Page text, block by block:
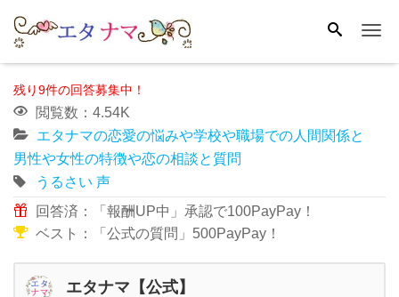
残り9件の回答募集中！
閲覧数：4.54K
エタナマの恋愛の悩みや学校や職場での人間関係と
男性や女性の特徴や恋の相談と質問
うるさい 声
回答済：「報酬UP中」承認で100PayPay！
ベスト：「公式の質問」500PayPay！
エタナマ【公式】